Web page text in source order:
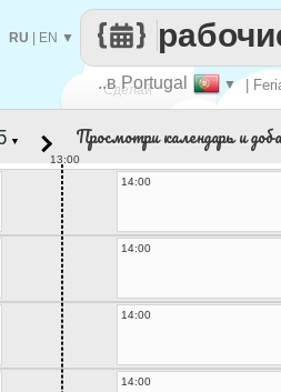
Сделай
..в Portugal ▼ |
RU EN ▼
▼ Просмотри календарь и
13:00
14:00
14:00
14:00
14:00